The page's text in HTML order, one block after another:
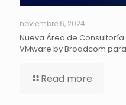
noviembre 6, 2024
Nueva Área de
VMware by Broadcom
Read more